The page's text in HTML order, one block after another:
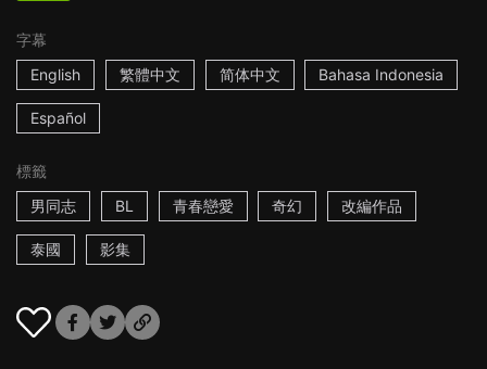
字幕
English
繁體中文 简体中文 Bahasa Indonesia
Español
標籤
男同志
BL 青春戀愛 奇幻 改編作品
泰國 影集